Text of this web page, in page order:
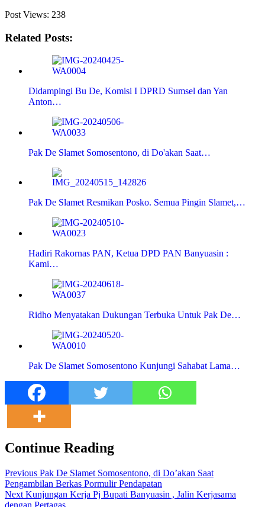
Post Views: 238
Related Posts:
Didampingi Bu De, Komisi I DPRD Sumsel dan Yan
Anton…
Pak De Slamet Somosentono, di Do'akan Saat…
Pak De Slamet Resmikan Posko. Semua Pingin Slamet,…
Hadiri Rakornas PAN, Ketua DPD PAN Banyuasin :
Kami…
Ridho Menyatakan Dukungan Terbuka Untuk Pak De…
Pak De Slamet Somosentono Kunjungi Sahabat Lama…
Continue Reading
Previous Pak De Slamet Somosentono, di Do’akan Saat
Pengambilan Berkas Pormulir Pendapatan
Next Kunjungan Kerja Pj Bupati Banyuasin , Jalin Kerjasama
dengan Pertagas